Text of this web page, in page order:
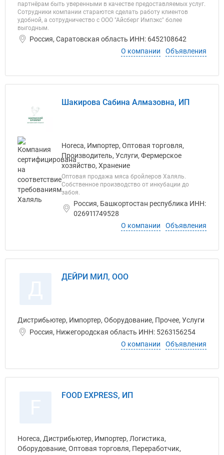
партнёрам быть уверенными в качестве предоставляемых услуг.
Сотрудники компании стараются сделать работу клиентов
удобной, а сотрудничество с ООО "Айсберг Импэкс" более
выгодным.
Россия, Саратовская область ИНН: 6452108642
О компании
Объявления
Шакирова Сабина Алмазовна, ИП
Horeca, Импортер, Оптовая торговля,
Производитель, Услуги, Фермерское
хозяйство, Хранение
Оптовая продажа мяса бройлеров Халяль.
Собственное производство от инкубации до
забоя.
Россия, Башкортостан республика ИНН:
026911749528
О компании
Объявления
ДЕЙРИ МИЛ, ООО
Дистрибьютер, Импортер, Оборудование, Прочее, Услуги
Россия, Нижегородская область ИНН: 5263156254
О компании
Объявления
FOOD EXPRESS, ИП
Horeca, Дистрибьютер, Импортер, Логистика,
Оборудование, Оптовая торговля, Переработчик,